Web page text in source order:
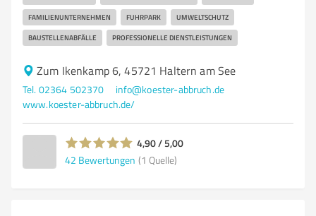
FAMILIENUNTERNEHMEN FUHRPARK UMWELTSCHUTZ
BAUSTELLENABFÄLLE PROFESSIONELLE DIENSTLEISTUNGEN
Zum Ikenkamp 6, 45721 Haltern am See
Tel. 02364 502370
info@koester-abbruch.de
www.koester-abbruch.de/
4,90 / 5,00
42 Bewertungen (1 Quelle)